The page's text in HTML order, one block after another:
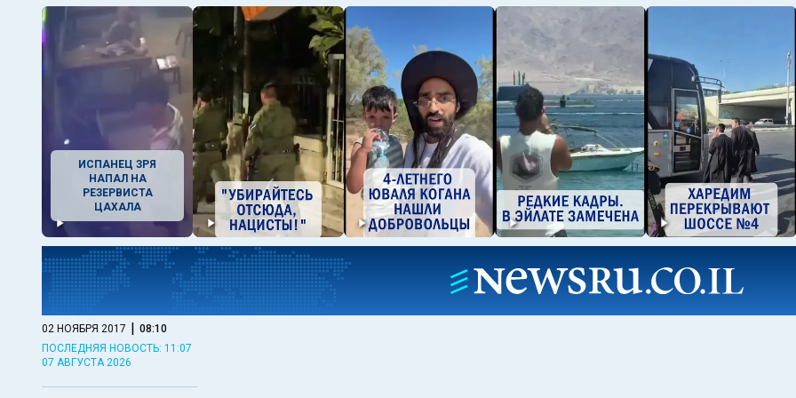
ИСПАНЕЦ ЗРЯ
НАПАЛ НА
РЕЗЕРВИСТА
ЦАХАЛА
02 НОЯБРЯ 2017 | 08:10
ПОСЛЕДНЯЯ НОВОСТЬ: 11:07
07 АВГУСТА 2026